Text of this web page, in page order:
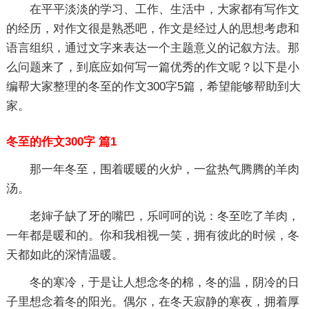
在平平淡淡的学习、工作、生活中，大家都有写作文
的经历，对作文很是熟悉吧，作文是经过人的思想考虑和
语言组织，通过文字来表达一个主题意义的记叙方法。那
么问题来了，到底应如何写一篇优秀的作文呢？以下是小
编帮大家整理的冬至的作文300字5篇，希望能够帮助到大
家。
冬至的作文300字 篇1
那一年冬至，围着暖暖的火炉，一盆热气腾腾的羊肉
汤。
老婶子缺了牙的嘴巴，乐呵呵的说：冬至吃了羊肉，
一年都是暖和的。你和我相视一笑，拥有彼此的时候，冬
天都如此的深情温暖。
冬的寒冷，于是让人想念冬的棉，冬的温，阴冷的日
子里想念着冬的阳光。偶尔，在冬天寂静的寒夜，拥着厚